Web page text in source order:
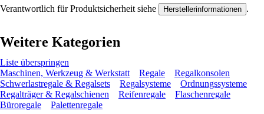
Verantwortlich für Produktsicherheit siehe Herstellerinformationen .
Weitere Kategorien
Liste überspringen
Maschinen, Werkzeug & Werkstatt
Regale
Regalkonsolen
Schwerlastregale & Regalsets
Regalsysteme
Ordnungssysteme
Regalträger & Regalschienen
Reifenregale
Flaschenregale
Büroregale
Palettenregale